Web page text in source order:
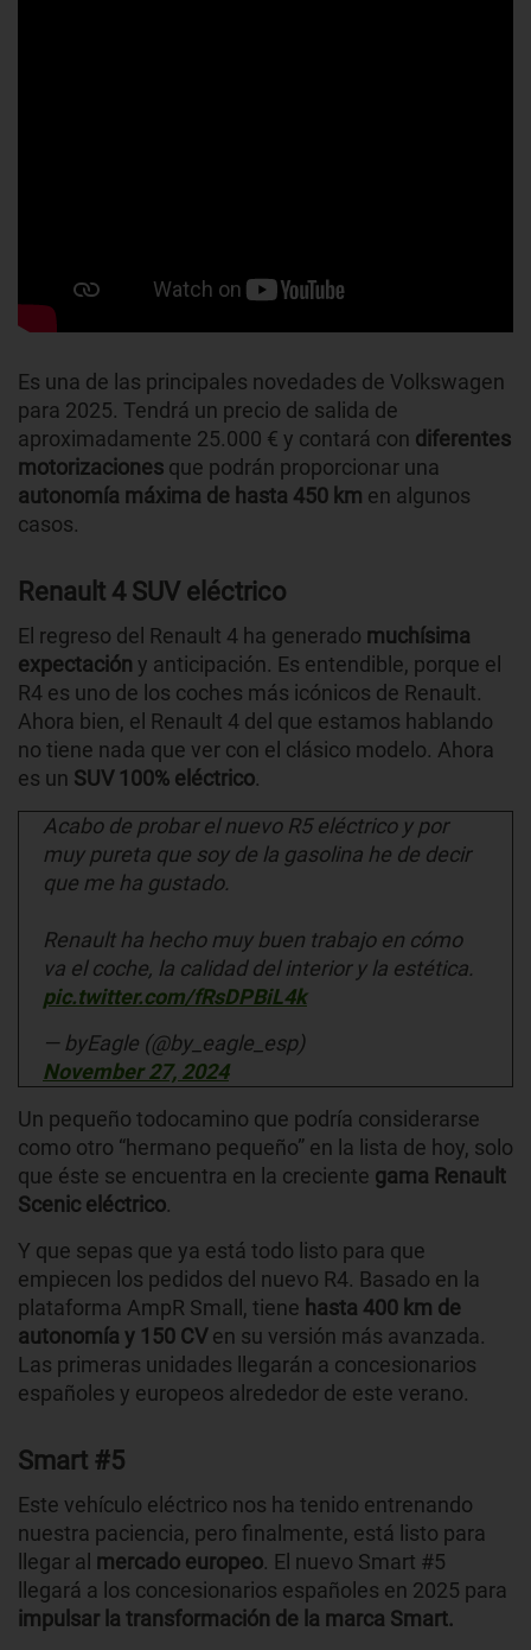
Es una de las principales novedades de Volkswagen
para 2025. Tendrá un precio de salida de
aproximadamente 25.000 € y contará con diferentes
motorizaciones que podrán proporcionar una
autonomía máxima de hasta 450 km en algunos
casos.
Renault 4 SUV eléctrico
El regreso del Renault 4 ha generado muchísima
expectación y anticipación. Es entendible, porque el
R4 es uno de los coches más icónicos de Renault.
Ahora bien, el Renault 4 del que estamos hablando
no tiene nada que ver con el clásico modelo. Ahora
es un SUV 100% eléctrico.
Acabo de probar el nuevo R5 eléctrico y por
muy pureta que soy de la gasolina he de decir
que me ha gustado.
Renault ha hecho muy buen trabajo en cómo
va el coche, la calidad del interior y la estética.
pic.twitter.com/fRsDPBiL4k
— byEagle (@by_eagle_esp)
November 27, 2024
Un pequeño todocamino que podría considerarse
como otro “hermano pequeño” en la lista de hoy, solo
que éste se encuentra en la creciente gama Renault
Scenic eléctrico.
Y que sepas que ya está todo listo para que
empiecen los pedidos del nuevo R4. Basado en la
plataforma AmpR Small, tiene hasta 400 km de
autonomía y 150 CVen su versión más avanzada.
Las primeras unidades llegarán a concesionarios
españoles y europeos alrededor de este verano.
Smart #5
Este vehículo eléctrico nos ha tenido entrenando
nuestra paciencia, pero finalmente, está listo para
llegar al mercado europeo. El nuevo Smart #5
llegará a los concesionarios españoles en 2025 para
impulsar la transformación de la marca Smart.